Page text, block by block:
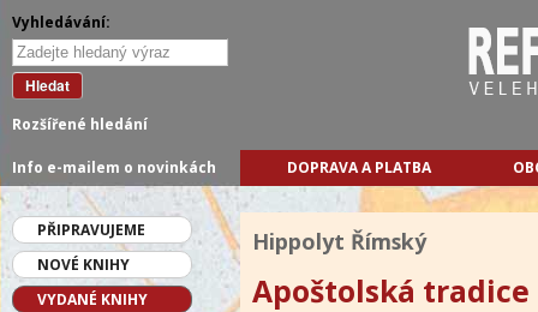
DOPRAVA A PLATBA
PŘIPRAVUJEME
NOVÉ KNIHY
VYDANÉ KNIHY
Hippolyt Římský
Apoštolská tradice
Vyhledávání:
Hledat
Rozšířené hledání
Info e-mailem o novinkách